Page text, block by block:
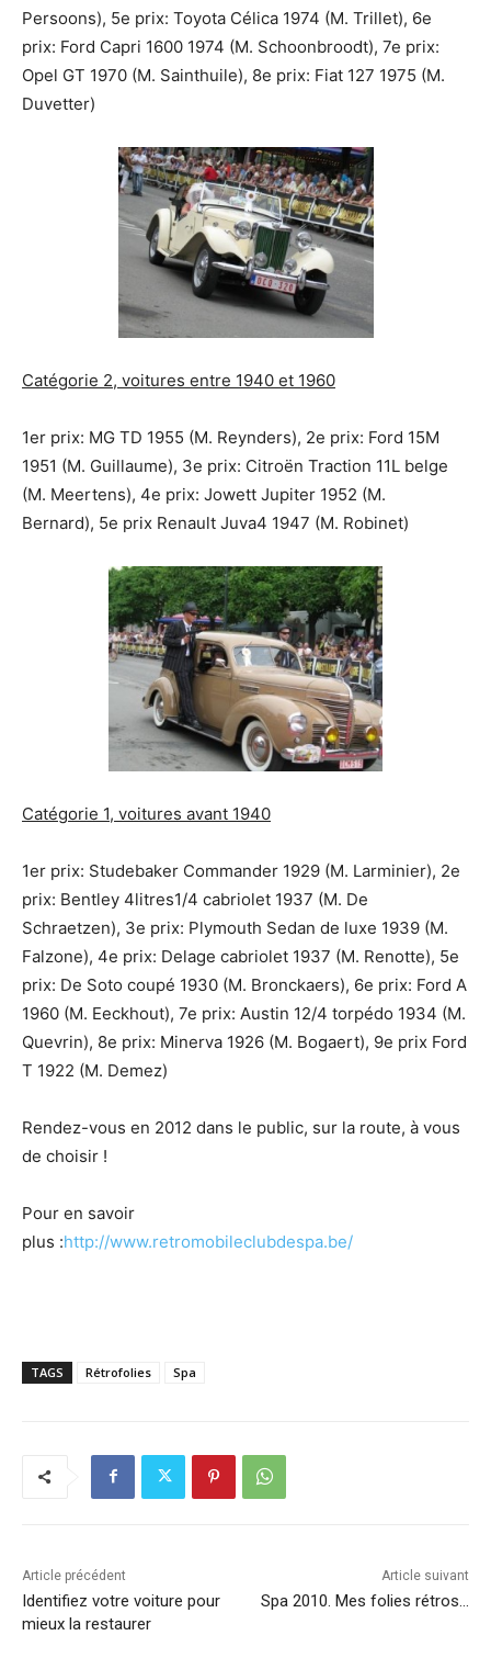
Persoons), 5e prix: Toyota Célica 1974 (M. Trillet), 6e
prix: Ford Capri 1600 1974 (M. Schoonbroodt), 7e prix:
Opel GT 1970 (M. Sainthuile), 8e prix: Fiat 127 1975 (M.
Duvetter)
Catégorie 2, voitures entre 1940 et 1960
1er prix: MG TD 1955 (M. Reynders), 2e prix: Ford 15M
1951 (M. Guillaume), 3e prix: Citroën Traction 11L belge
(M. Meertens), 4e prix: Jowett Jupiter 1952 (M.
Bernard), 5e prix Renault Juva4 1947 (M. Robinet)
Catégorie 1, voitures avant 1940
1er prix: Studebaker Commander 1929 (M. Larminier), 2e
prix: Bentley 4litres1/4 cabriolet 1937 (M. De
Schraetzen), 3e prix: Plymouth Sedan de luxe 1939 (M.
Falzone), 4e prix: Delage cabriolet 1937 (M. Renotte), 5e
prix: De Soto coupé 1930 (M. Bronckaers), 6e prix: Ford A
1960 (M. Eeckhout), 7e prix: Austin 12/4 torpédo 1934 (M.
Quevrin), 8e prix: Minerva 1926 (M. Bogaert), 9e prix Ford
T 1922 (M. Demez)
Rendez-vous en 2012 dans le public, sur la route, à vous
de choisir !
Pour en savoir
plus :http://www.retromobileclubdespa.be/
TAGS Rétrofolies Spa
Article précédent
Identifiez votre voiture pour
mieux la restaurer
Article suivant
Spa 2010. Mes folies rétros…